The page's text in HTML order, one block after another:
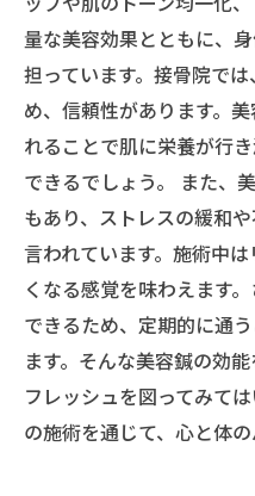
量な美容効果とともに、
担っています。接骨院で
め、信頼性があります。
れることで肌に栄養が行
できるでしょう。 また、
もあり、ストレスの緩和
言われています。施術中
くなる感覚を味わえます
できるため、定期的に通
ます。そんな美容鍼の効
フレッシュを図ってみて
の施術を通じて、心と体